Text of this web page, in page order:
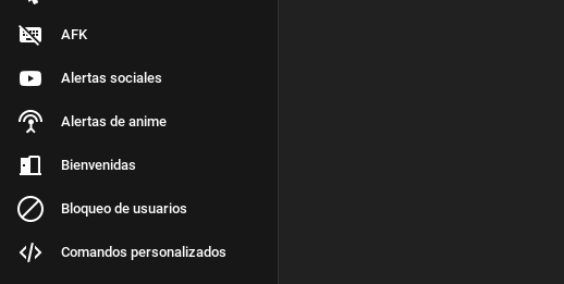
AFK
Alertas sociales
Alertas de anime
Bienvenidas
Bloqueo de usuarios
Comandos personalizados